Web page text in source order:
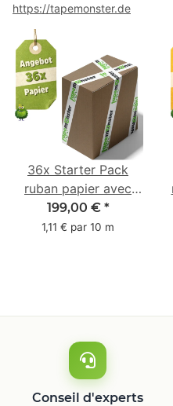
https://tapemonster.de
36x Starter Pack
ruban papier avec
logo - 1 couleur - 50
mm x 50 m -
199,00 € *
1,11 € par 10 m
Conseil d'experts